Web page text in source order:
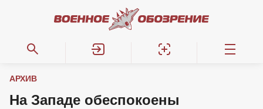
АРХИВ
На Западе обеспокоены